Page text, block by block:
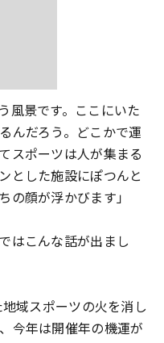
風景です。ここにいた
んだろう。どこかで運
スポーツは人が集まる
とした施設にぽつんと
の顔が浮かびます」
はこんな話が出まし
域スポーツの火を消し
今年は開催年の機運が